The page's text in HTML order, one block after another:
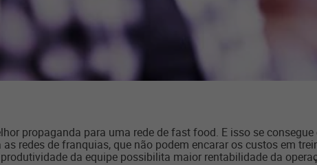
propaganda para uma rede de fast food. E isso se
redes de franquias, que não podem encarar os custos em
da equipe possibilita maior rentabilidade da